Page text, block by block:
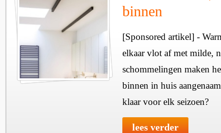
binnen
[Sponsored artikel] -
elkaar vlot af met milde,
schommelingen maken
binnen in huis
klaar voor elk seizoen?
lees verder